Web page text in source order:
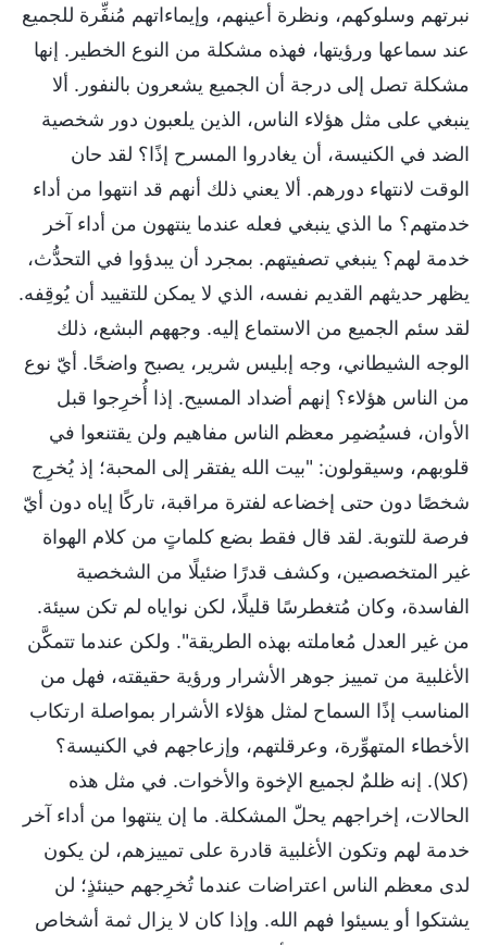
نبرتهم وسلوكهم، ونظرة أعينهم، وإيماءاتهم مُنفِّرة للجميع
عند سماعها ورؤيتها، فهذه مشكلة من النوع الخطير. إنها
مشكلة تصل إلى درجة أن الجميع يشعرون بالنفور. ألا
ينبغي على مثل هؤلاء الناس، الذين يلعبون دور شخصية
الضد في الكنيسة، أن يغادروا المسرح إذًا؟ لقد حان
الوقت لانتهاء دورهم. ألا يعني ذلك أنهم قد انتهوا من أداء
خدمتهم؟ ما الذي ينبغي فعله عندما ينتهون من أداء آخر
خدمة لهم؟ ينبغي تصفيتهم. بمجرد أن يبدؤوا في التحدُّث،
يظهر حديثهم القديم نفسه، الذي لا يمكن للتقييد أن يُوقِفه.
لقد سئم الجميع من الاستماع إليه. وجههم البشع، ذلك
الوجه الشيطاني، وجه إبليس شرير، يصبح واضحًا. أيّ نوع
من الناس هؤلاء؟ إنهم أضداد المسيح. إذا أُخرِجوا قبل
الأوان، فسيُضمِر معظم الناس مفاهيم ولن يقتنعوا في
قلوبهم، وسيقولون: "بيت الله يفتقر إلى المحبة؛ إذ يُخرِج
شخصًا دون حتى إخضاعه لفترة مراقبة، تاركًا إياه دون أيّ
فرصة للتوبة. لقد قال فقط بضع كلماتٍ من كلام الهواة
غير المتخصصين، وكشف قدرًا ضئيلًا من الشخصية
الفاسدة، وكان مُتغطرسًا قليلًا، لكن نواياه لم تكن سيئة.
من غير العدل مُعاملته بهذه الطريقة". ولكن عندما تتمكَّن
الأغلبية من تمييز جوهر الأشرار ورؤية حقيقته، فهل من
المناسب إذًا السماح لمثل هؤلاء الأشرار بمواصلة ارتكاب
الأخطاء المتهوِّرة، وعرقلتهم، وإزعاجهم في الكنيسة؟
(كلا). إنه ظلمٌ لجميع الإخوة والأخوات. في مثل هذه
الحالات، إخراجهم يحلّ المشكلة. ما إن ينتهوا من أداء آخر
خدمة لهم وتكون الأغلبية قادرة على تمييزهم، لن يكون
لدى معظم الناس اعتراضات عندما تُخرِجهم حينئذٍ؛ لن
يشتكوا أو يسيئوا فهم الله. وإذا كان لا يزال ثمة أشخاص